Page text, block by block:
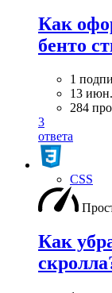
Как
бенто
1
13 июн.
284
3
ответа
CSS
Как